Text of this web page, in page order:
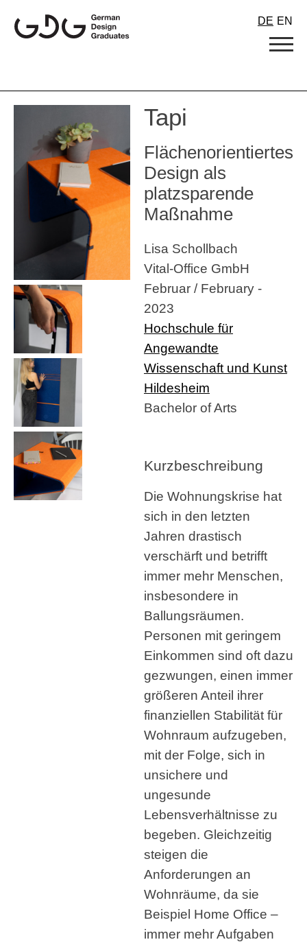
content
DE EN
Tapi
Flächenorientiertes
Design als
platzsparende
Maßnahme
Lisa Schollbach
Vital-Office GmbH
Februar / February -
2023
Hochschule für
Angewandte
Wissenschaft und Kunst
Hildesheim
Bachelor of Arts
Kurzbeschreibung
Die Wohnungskrise hat
sich in den letzten
Jahren drastisch
verschärft und betrifft
immer mehr Menschen,
insbesondere in
Ballungsräumen.
Personen mit geringem
Einkommen sind oft dazu
gezwungen, einen immer
größeren Anteil ihrer
finanziellen Stabilität für
Wohnraum aufzugeben,
mit der Folge, sich in
unsichere und
ungesunde
Lebensverhältnisse zu
begeben. Gleichzeitig
steigen die
Anforderungen an
Wohnräume, da sie
Beispiel Home Office –
immer mehr Aufgaben